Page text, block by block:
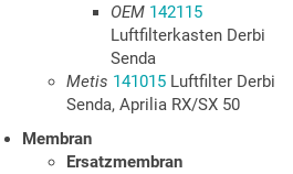
OEM 142115
Luftfilterkasten Derbi
Senda
Metis 141015Luftfilter Derbi
Senda, Aprilia RX/SX 50
Membran
Ersatzmembran